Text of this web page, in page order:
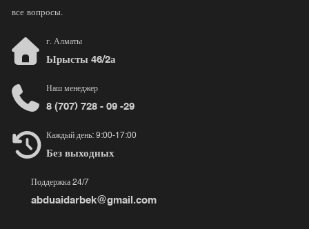
все вопросы.
г. Алматы
Ырысты 46/2а
Наш менеджер
8 (707) 728 - 09 -29
Каждый день: 9:00-17:00
Без выходных
Поддержка 24/7
abduaidarbek@gmail.com